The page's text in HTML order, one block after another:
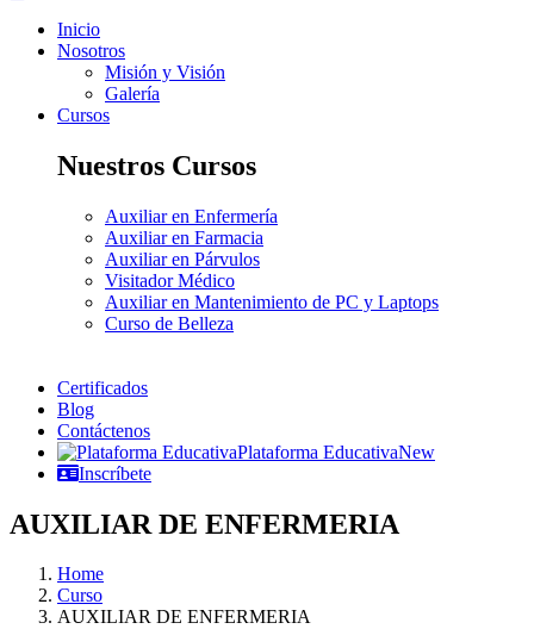
Inicio
Nosotros
Misión y Visión
Galería
Cursos
Nuestros Cursos
Auxiliar en Enfermería
Auxiliar en Farmacia
Auxiliar en Párvulos
Visitador Médico
Auxiliar en Mantenimiento de PC y Laptops
Curso de Belleza
Certificados
Blog
Contáctenos
Plataforma EducativaNew
Inscríbete
AUXILIAR DE ENFERMERIA
Home
Curso
AUXILIAR DE ENFERMERIA